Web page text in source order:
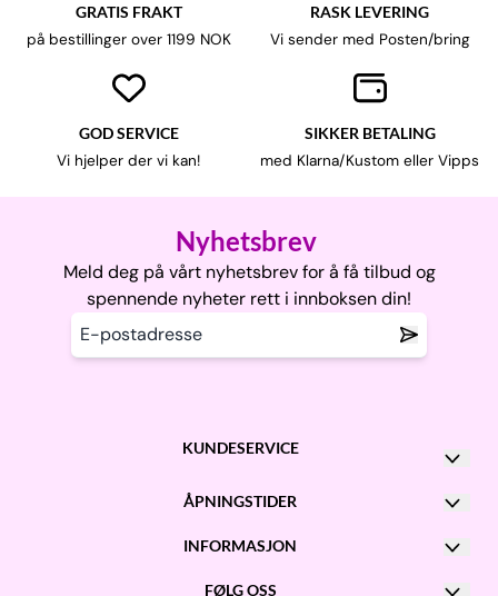
GRATIS FRAKT
på bestillinger over 1199 NOK
RASK LEVERING
Vi sender med Posten/bring
GOD SERVICE
Vi hjelper der vi kan!
SIKKER BETALING
med Klarna/Kustom eller Vipps
Nyhetsbrev
Meld deg på vårt nyhetsbrev for å få tilbud og
spennende nyheter rett i innboksen din!
KUNDESERVICE
Kontakt oss
Post@garnhexene.no
ÅPNINGSTIDER
Man - Fre: kl 10 - 16
Onsdag: kl 10 - 20
INFORMASJON
Om oss
FØLG OSS